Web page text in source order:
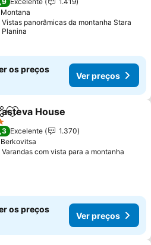
Montana
Vistas panorâmicas da montanha Stara
Planina
os preços
Ver preços
Adicionar aos favoritos
House
Excelente
1.370
Berkovitsa
Varandas com vista para a montanha
os preços
Ver preços